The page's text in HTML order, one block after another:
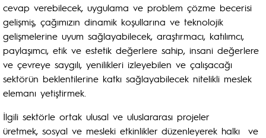
cevap verebilecek, uygulama ve problem çözme becerisi
gelişmiş, çağımızın dinamik koşullarına ve teknolojik
gelişmelerine uyum sağlayabilecek, araştırmacı, katılımcı,
paylaşımcı, etik ve estetik değerlere sahip, insani değerlere
ve çevreye saygılı, yenilikleri izleyebilen ve çalışacağı
sektörün beklentilerine katkı sağlayabilecek nitelikli meslek
elemanı yetiştirmek.
İlgili sektörle ortak ulusal ve uluslararası projeler
üretmek, sosyal ve mesleki etkinlikler düzenleyerek halkı ve